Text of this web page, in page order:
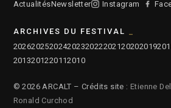
ActualitésNewsletter Instagram
ARCHIVES DU FESTIVAL
20262025202420232022202120202019
2013201220112010
© 2026 ARCALT – Crédits site : Etienne
Ronald Curchod